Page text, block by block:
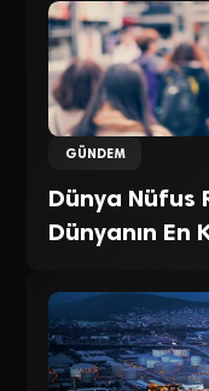
GÜNDEM
Dünya Nüfus
Dünyanın En